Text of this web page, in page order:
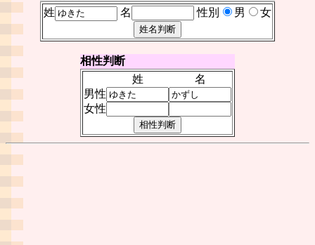
姓
名 性別 男 女
相性判断
姓
名
男性
女性